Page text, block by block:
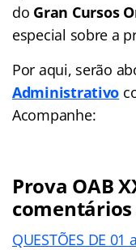
do Gran Cursos
especial sobre a
Por aqui, serão
Administrativo
Acompanhe:
Prova OAB
comentários
QUESTÕES DE